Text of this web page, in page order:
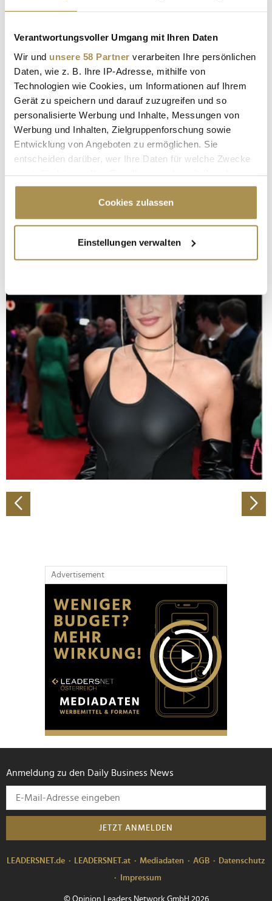
Verantwortungsvoller Umgang mit Ihren Daten
Wir und unsere 58 Partner verarbeiten Ihre persönlichen
Daten, wie z. B. Ihre IP-Adresse, mithilfe von
Technologien wie Cookies, um Informationen auf Ihrem
Gerät zu speichern und darauf zuzugreifen und so
personalisierte Werbung und Inhalte, Messungen von
Werbung und Inhalten, Zielgruppenforschung sowie
Entwicklung von Angeboten zu ermöglichen. Sie
entscheiden darüber, wer Ihre Daten für welche Zwecke
Cookie-Erklärung oder durch Klicken auf das Privacy
Trigger Symbol ändern oder widerrufen
Informationen über Ihre geografische Lage
erfassen, welche bis auf einige Meter genau sein
bestimmten Merkmalen (Fingerprinting) identifizieren
Erfahren Sie mehr darüber, wie Ihre persönlichen Daten
verarbeitet werden, und legen Sie Ihre Präferenzen im
Abschnitt Einzelheitenfest.
Wir verwenden Cookies, um Inhalte und Anzeigen zu
personalisieren, Funktionen für soziale Medien anbieten
zu können und die Zugriffe auf unsere Website zu
analysieren. Außerdem geben wir Informationen zu Ihrer
Verwendung unserer Website an unsere Partner für
soziale Medien, Werbung und Analysen weiter. Unsere
Partner führen diese Informationen möglicherweise mit
haben oder die sie im Rahmen Ihrer Nutzung der Dienste
gesammelt haben.
Cookies zulassen
Einstellungen verwalten
Advertisement
Anmeldung zu den Daily Business News
JETZT ANMELDEN
LEADERSNET.de LEADERSNET.at Mediadaten AGB
Datenschutz
Impressum